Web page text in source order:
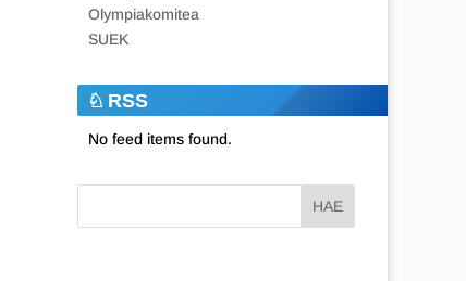
Olympiakomitea
SUEK
RSS
No feed items found.